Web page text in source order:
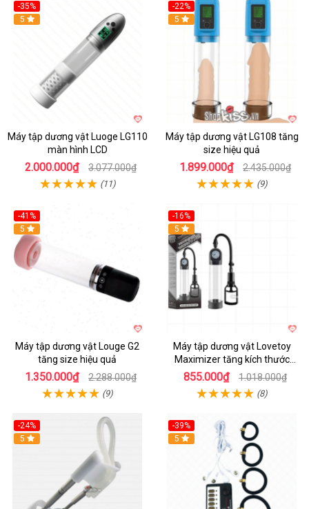
-35%
Hot
5
Máy tập dương vật Luoge LG110
màn hình LCD
2.000.000₫ 3.077.000₫
(11)
-22%
Hot
5
Máy tập dương vật LG108 tăng
size hiệu quả
1.899.000₫ 2.435.000₫
(9)
-41%
Hot
5
Máy tập dương vật Louge G2
tăng size hiệu quả
1.350.000₫ 2.288.000₫
(9)
-16%
Hot
5
Máy tập dương vật Lovetoy
Maximizer tăng kích thước
nhanh
855.000₫ 1.018.000₫
(8)
-24%
Hot
5
-39%
Hot
5